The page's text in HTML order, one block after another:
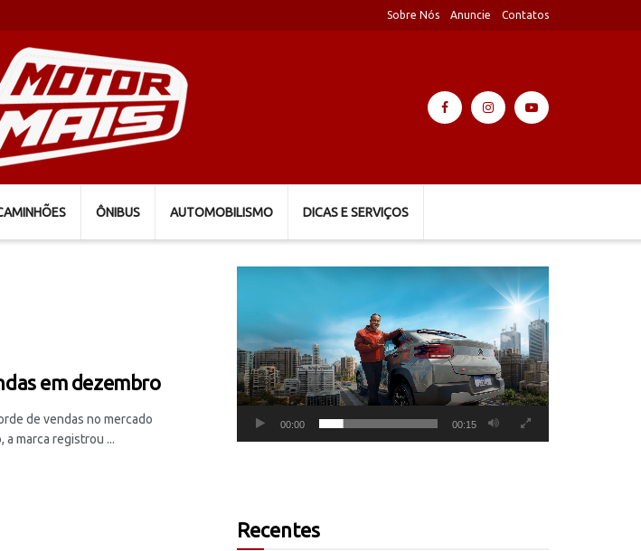
Sobre Nós Anuncie Contatos
ÔNIBUS AUTOMOBILISMO DICAS E SERVIÇOS
em dezembro
de vendas no mercado
marca registrou ...
00:00 00:15
Recentes